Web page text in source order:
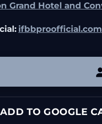
Grand Hotel and
ifbbproofficial.com
ADD TO GOOGLE